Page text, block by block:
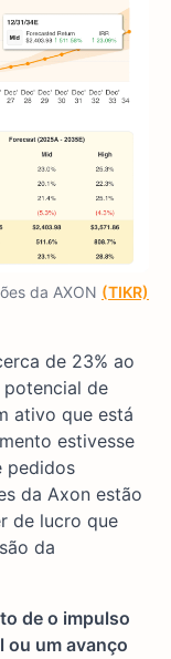
da AXON (TIKR)
de 23% ao
de
ativo que está
estivesse
pedidos
da Axon estão
de lucro que
da
de o impulso
ou um avanço